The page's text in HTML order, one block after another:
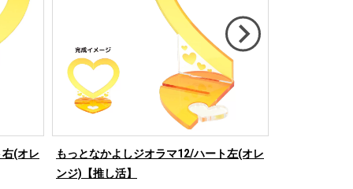
(オレ
もっとなかよしジオラマ12/ハート左(オレ
ンジ)【推し活】